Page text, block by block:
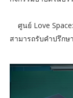
ศูนย์ Love
สามารถรับคำปรึกษ